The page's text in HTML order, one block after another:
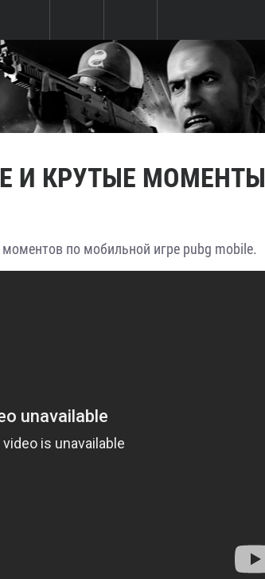
И КРУТЫЕ МОМЕНТЫ
по мобильной игре pubg mobile.